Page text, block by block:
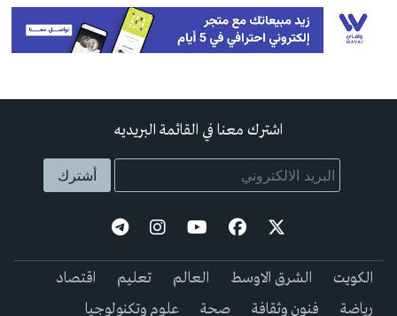
اشترك معنا في القائمة البريديه
الكويت الشرق الاوسط العالم تعليم
اقتصاد
رياضة
فنون وثقافة صحة علوم وتكنولوجيا